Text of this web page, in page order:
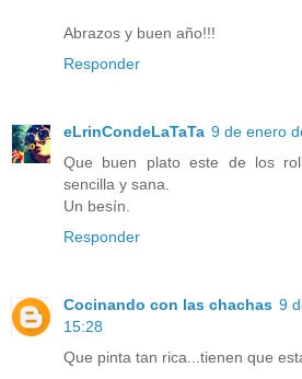
Abrazos y buen año!!!
Responder
eLrinCondeLaTaTa 9 de enero
Que buen plato este de los
sencilla y sana.
Un besín.
Responder
Cocinando con las chachas 9
15:28
Que pinta tan rica...tienen que